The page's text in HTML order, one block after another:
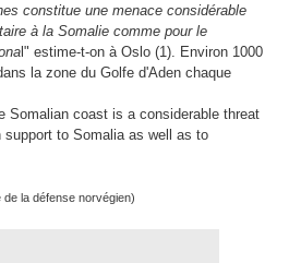
constitue une menace considérable
à la Somalie comme pour le
l" estime-t-on à Oslo (1). Environ 1000
la zone du Golfe d'Aden chaque
Somalian coast is a considerable threat
to Somalia as well as to
la défense norvégien)